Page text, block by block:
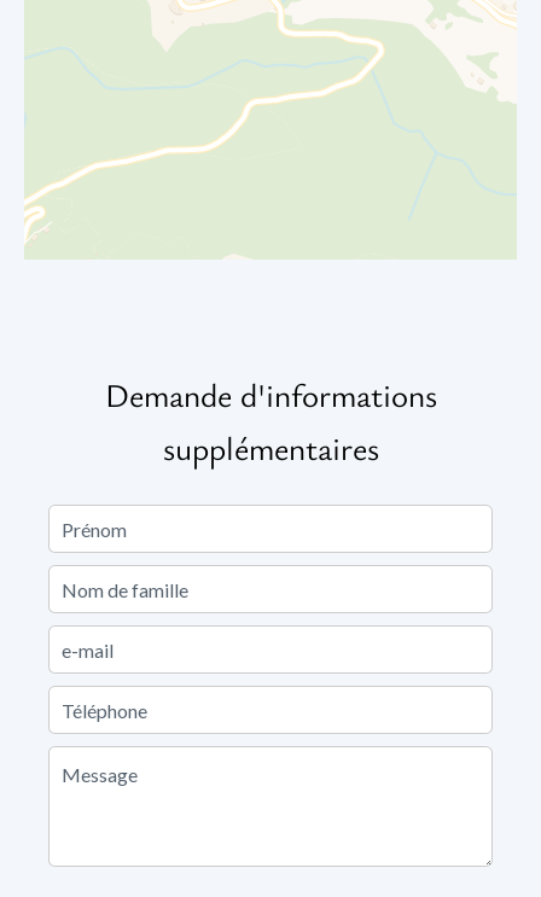
Demande d'informations
supplémentaires